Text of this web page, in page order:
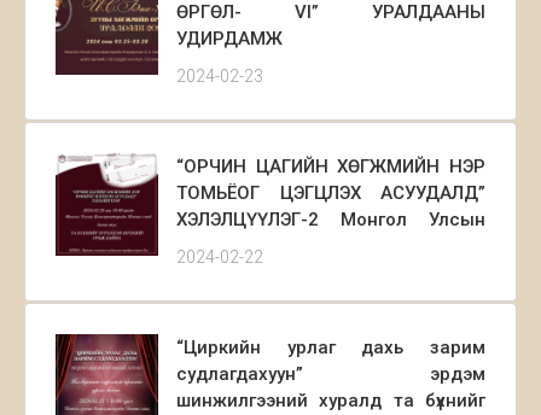
ӨРГӨЛ- VI” УРАЛДААНЫ
УДИРДАМЖ
2024-02-23
“ОРЧИН ЦАГИЙН ХӨГЖМИЙН НЭР
ТОМЬЁОГ ЦЭГЦЛЭХ АСУУДАЛД”
ХЭЛЭЛЦҮҮЛЭГ-2 Монгол Улсын
Консерваторийн Номын санд
Та бүхнийг урьж байна.
2024-02-22
“Циркийн урлаг дахь зарим
судлагдахуун” эрдэм
шинжилгээний хуралд та бүхнийг